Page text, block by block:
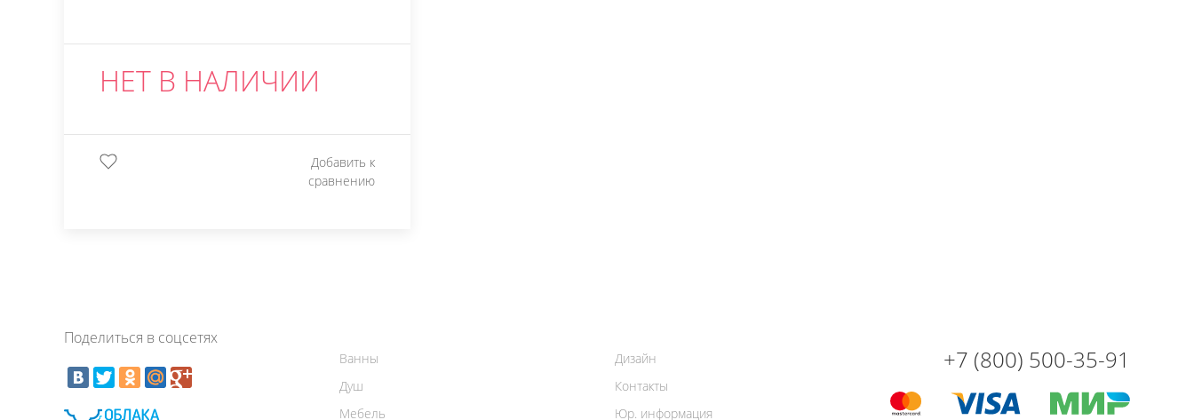
НЕТ В НАЛИЧИИ
Добавить к
сравнению
Поделиться в соцсетях
Ванны
Душ
Мебель
Дизайн
Контакты
Юр. информация
+7 (800) 500-35-91